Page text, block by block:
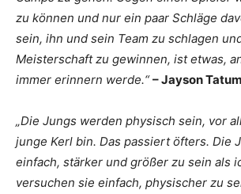
zu können und nur ein paar Schläge
sein, ihn und sein Team zu schlagen
Meisterschaft zu gewinnen, ist etwas,
immer erinnern werde.“– Jayson Tatum
„Die Jungs werden physisch sein, vor
junge Kerl bin. Das passiert öfters. Die
einfach, stärker und größer zu sein als
versuchen sie einfach, physischer zu